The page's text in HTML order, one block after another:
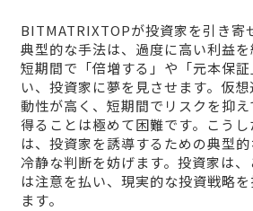
BITMATRIXTOPが投資家を引き寄
典型的な手法は、過度に高い利益を
短期間で「倍増する」や「元本保
い、投資家に夢を見させます。仮
動性が高く、短期間でリスクを抑
得ることは極めて困難です。こう
は、投資家を誘導するための典型的
冷静な判断を妨げます。投資家は
は注意を払い、現実的な投資戦略
ます。